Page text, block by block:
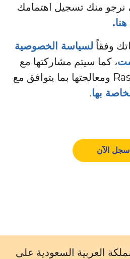
نرجو منك تسجيل اهتمامك
وفقاًلسياسة الخصوصية
، كما سيتم مشاركتها مع
بها.
سجل الآن
العربية السعودية على